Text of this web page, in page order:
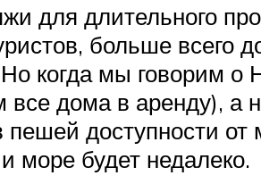
для длительного
больше всего
когда мы говорим
все дома в аренду),
пешей доступности
море будет недалеко.